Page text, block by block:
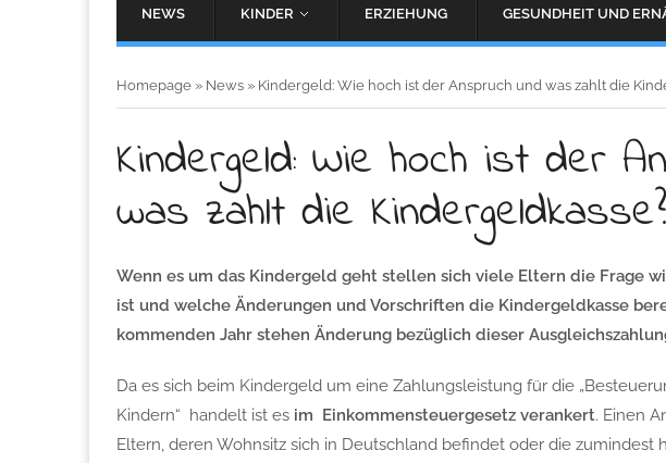
NEWS KINDER ERZIEHUNG GESUNDHEIT UND
Homepage » News » Kindergeld: Wie hoch ist der Anspruch und was zahlt die
Kindergeld: Wie hoch ist der
was zahlt die Kindergeldkasse?
Wenn es um das Kindergeld geht stellen sich viele Eltern die Frage
ist und welche Änderungen und Vorschriften die Kindergeldkasse
kommenden Jahr stehen Änderung bezüglich dieser
Da es sich beim Kindergeld um eine Zahlungsleistung für die
Kindern“ handelt ist es im Einkommensteuergesetz verankert. Einen
Eltern, deren Wohnsitz sich in Deutschland befindet oder die zumindest